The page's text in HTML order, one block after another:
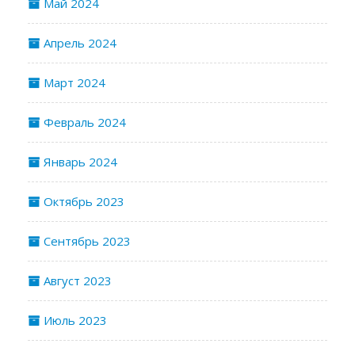
Апрель 2024
Март 2024
Февраль 2024
Январь 2024
Октябрь 2023
Сентябрь 2023
Август 2023
Июль 2023